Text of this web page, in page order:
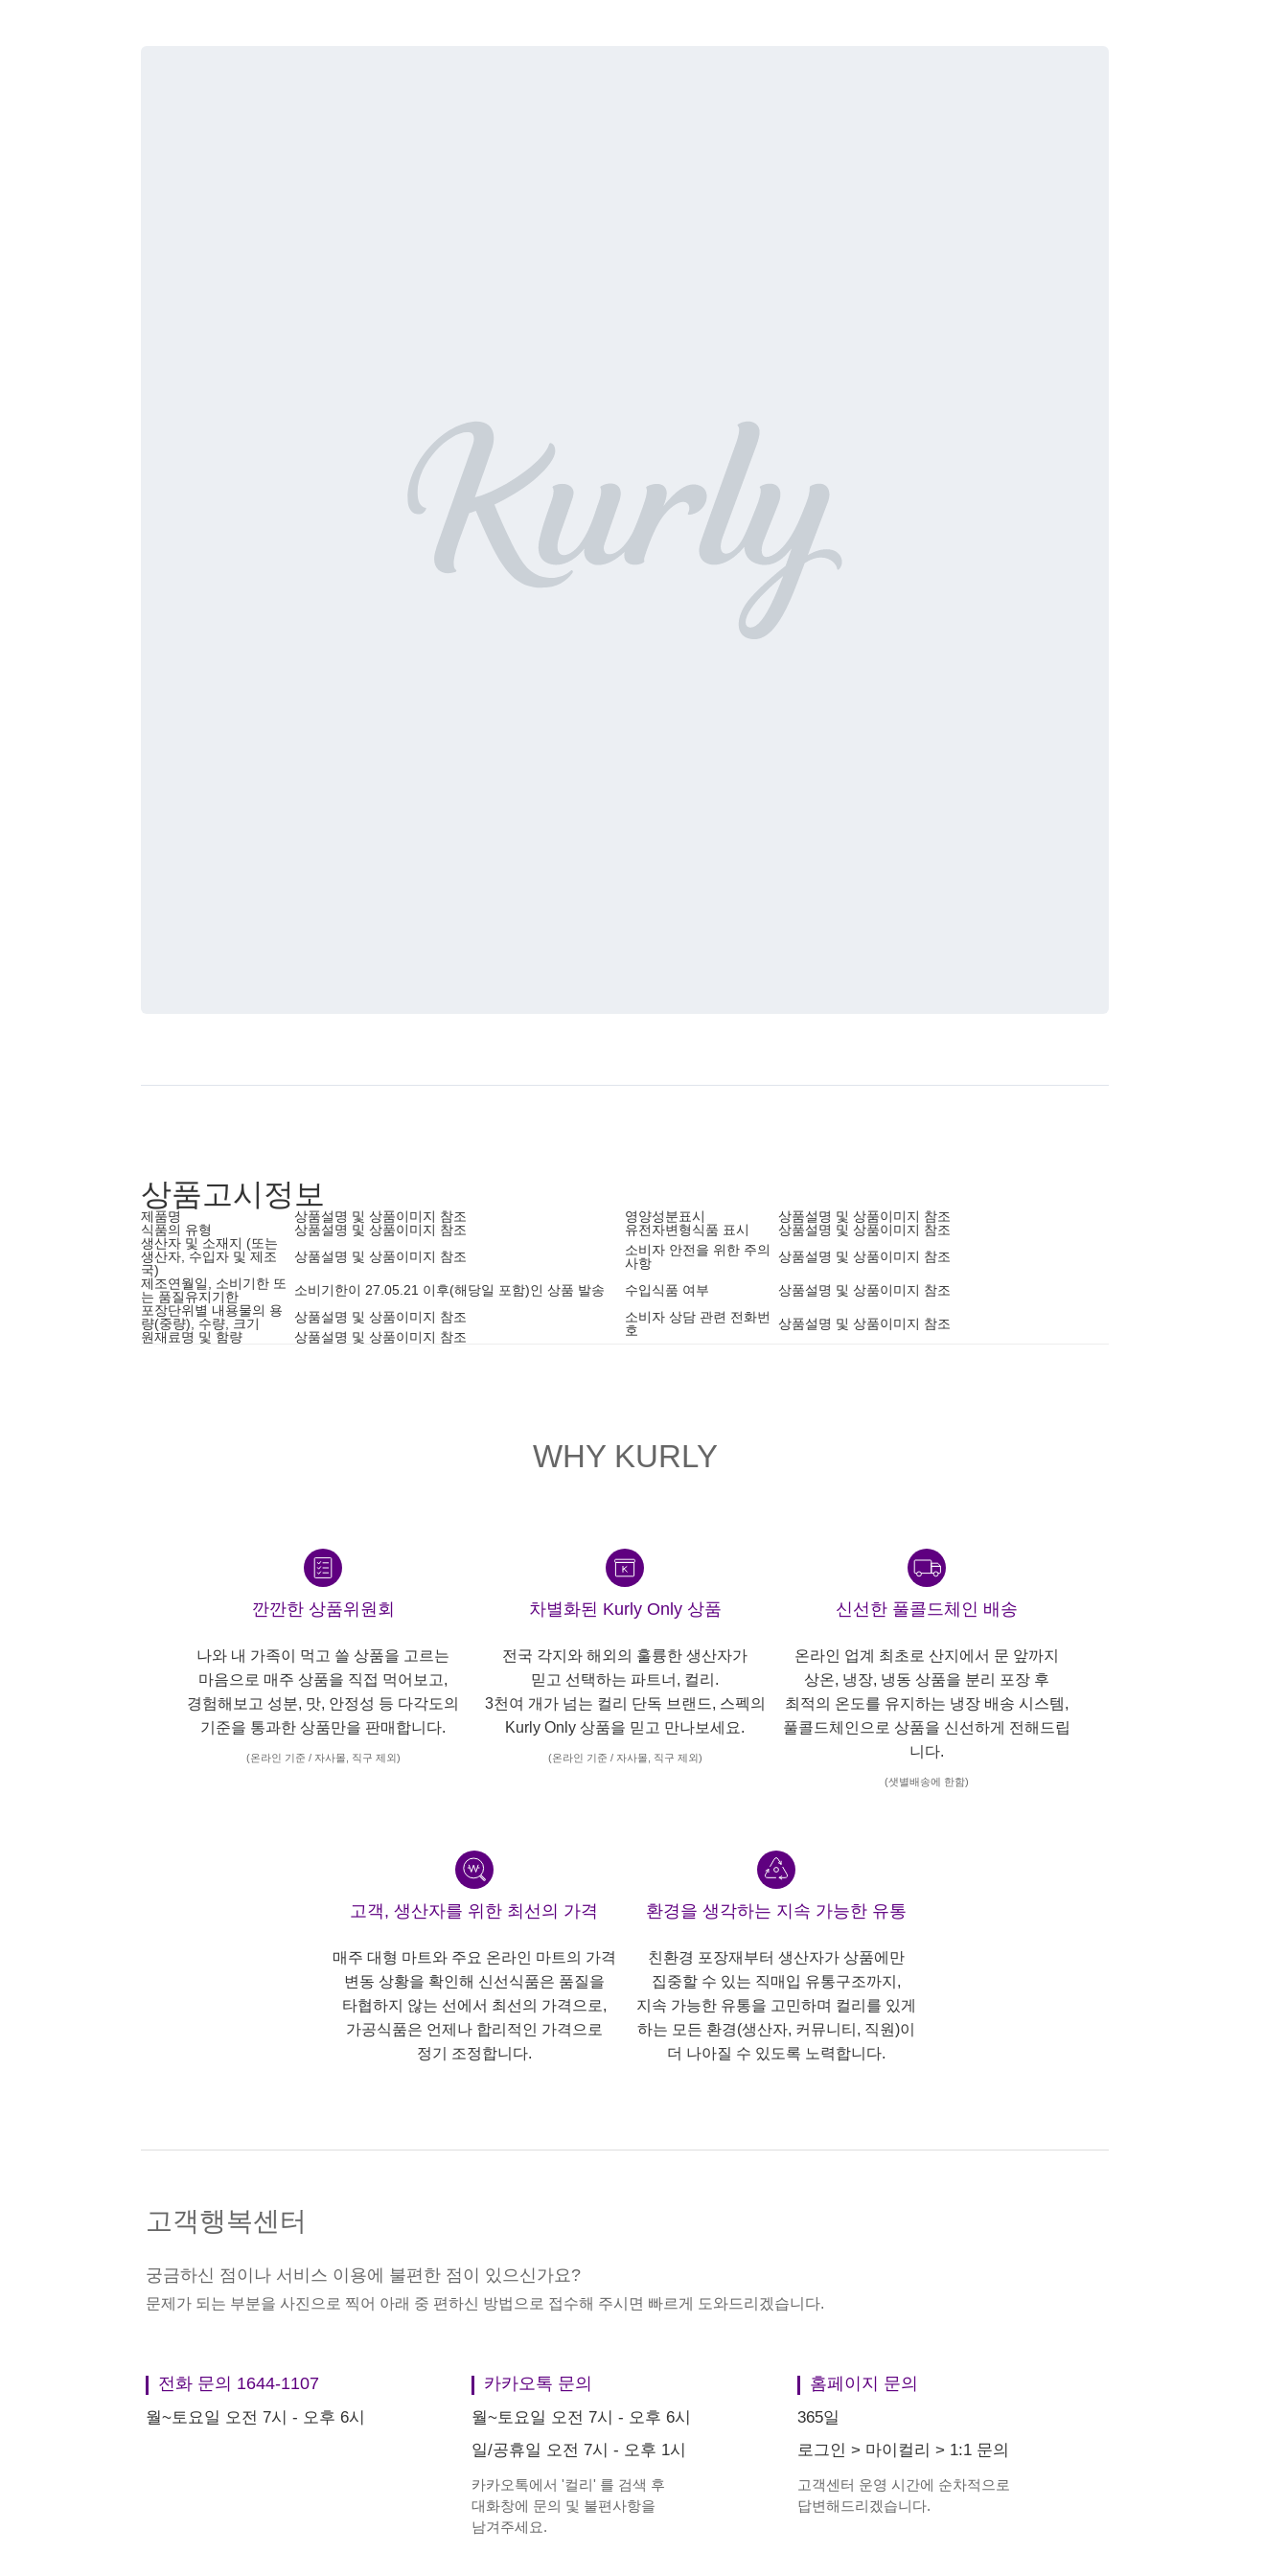
상품고시정보
제품명 상품설명 및 상품이미지 참조 영양성분표시
상품설명 및 상품이미지 참조
식품의 유형
상품설명 및 상품이미지 참조 유전자변형식품 표시
상품설명 및 상품이미지 참조
생산자 및 소재지 (또는
생산자, 수입자 및 제조
국)
상품설명 및 상품이미지 참조
소비자 안전을 위한 주의
사항
상품설명 및 상품이미지 참조
제조연월일, 소비기한 또
는 품질유지기한
소비기한이 27.05.21 이후(해당일 포함)인 상품 발송 수입식품 여부
상품설명 및 상품이미지 참조
포장단위별 내용물의 용
량(중량), 수량, 크기
상품설명 및 상품이미지 참조
소비자 상담 관련 전화번
호
상품설명 및 상품이미지 참조
원재료명 및 함량
상품설명 및 상품이미지 참조
WHY KURLY
깐깐한 상품위원회
나와 내 가족이 먹고 쓸 상품을 고르는
마음으로 매주 상품을 직접 먹어보고,
경험해보고 성분, 맛, 안정성 등 다각도의
기준을 통과한 상품만을 판매합니다.
(온라인 기준 / 자사몰, 직구 제외)
차별화된 Kurly Only 상품
전국 각지와 해외의 훌륭한 생산자가
믿고 선택하는 파트너, 컬리.
3천여 개가 넘는 컬리 단독 브랜드, 스펙의
Kurly Only 상품을 믿고 만나보세요.
(온라인 기준 / 자사몰, 직구 제외)
신선한 풀콜드체인 배송
온라인 업계 최초로 산지에서 문 앞까지
상온, 냉장, 냉동 상품을 분리 포장 후
최적의 온도를 유지하는 냉장 배송 시스템,
풀콜드체인으로 상품을 신선하게 전해드립
니다.
(샛별배송에 한함)
고객, 생산자를 위한 최선의 가격
매주 대형 마트와 주요 온라인 마트의 가격
변동 상황을 확인해 신선식품은 품질을
타협하지 않는 선에서 최선의 가격으로,
가공식품은 언제나 합리적인 가격으로
정기 조정합니다.
환경을 생각하는 지속 가능한 유통
친환경 포장재부터 생산자가 상품에만
집중할 수 있는 직매입 유통구조까지,
지속 가능한 유통을 고민하며 컬리를 있게
하는 모든 환경(생산자, 커뮤니티, 직원)이
더 나아질 수 있도록 노력합니다.
고객행복센터
궁금하신 점이나 서비스 이용에 불편한 점이 있으신가요?
문제가 되는 부분을 사진으로 찍어 아래 중 편하신 방법으로 접수해 주시면 빠르게 도와드리겠습니다.
전화 문의 1644-1107
월~토요일 오전 7시 - 오후 6시
카카오톡 문의
월~토요일 오전 7시 - 오후 6시
일/공휴일 오전 7시 - 오후 1시
카카오톡에서 '컬리' 를 검색 후
대화창에 문의 및 불편사항을
남겨주세요.
홈페이지 문의
365일
로그인 > 마이컬리 > 1:1 문의
고객센터 운영 시간에 순차적으로
답변해드리겠습니다.